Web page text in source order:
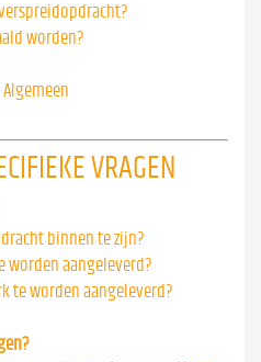
worden?
Algemeen
VRAGEN
binnen te zijn?
worden aangeleverd?
te worden aangeleverd?